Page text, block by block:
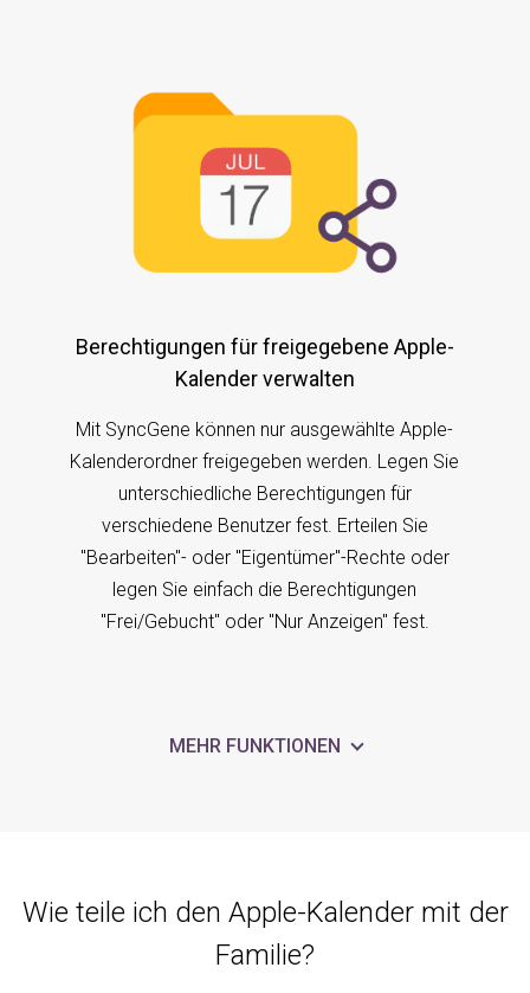
Berechtigungen für freigegebene Apple-
Kalender verwalten
Mit SyncGene können nur ausgewählte Apple-
Kalenderordner freigegeben werden. Legen Sie
unterschiedliche Berechtigungen für
verschiedene Benutzer fest. Erteilen Sie
"Bearbeiten"- oder "Eigentümer"-Rechte oder
legen Sie einfach die Berechtigungen
"Frei/Gebucht" oder "Nur Anzeigen" fest.
MEHR FUNKTIONEN
Wie teile ich den Apple-Kalender mit der
Familie?